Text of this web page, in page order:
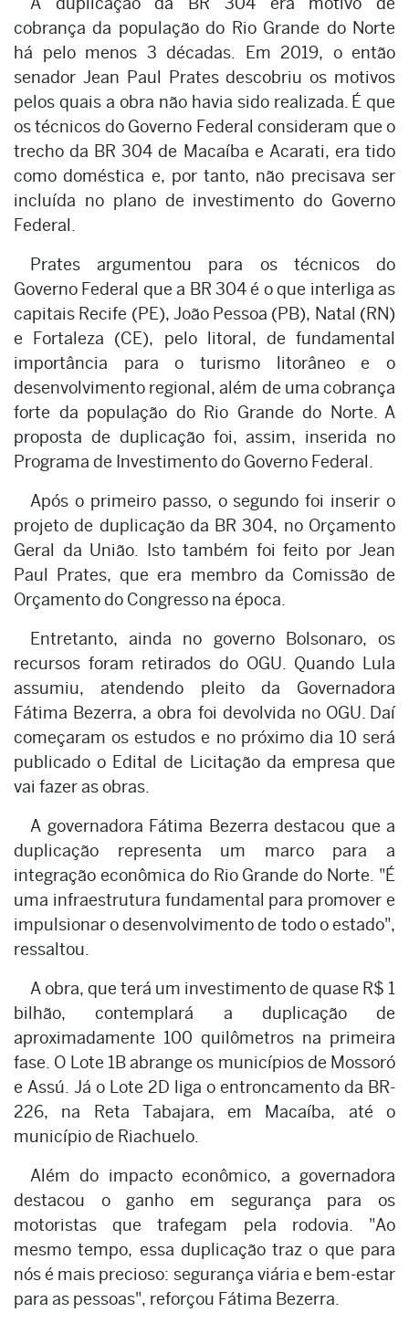
cobrança da população do Rio Grande do Norte
há pelo menos 3 décadas. Em 2019, o então
senador Jean Paul Prates descobriu os motivos
pelos quais a obra não havia sido realizada. É que
os técnicos do Governo Federal consideram que o
trecho da BR 304 de Macaíba e Acarati, era tido
como doméstica e, por tanto, não precisava ser
incluída no plano de investimento do Governo
Federal.
Prates argumentou para os técnicos do
Governo Federal que a BR 304 é o que interliga as
capitais Recife (PE), João Pessoa (PB), Natal (RN)
e Fortaleza (CE), pelo litoral, de fundamental
importância para o turismo litorâneo e o
desenvolvimento regional, além de uma cobrança
forte da população do Rio Grande do Norte. A
proposta de duplicação foi, assim, inserida no
Programa de Investimento do Governo Federal.
Após o primeiro passo, o segundo foi inserir o
projeto de duplicação da BR 304, no Orçamento
Geral da União. Isto também foi feito por Jean
Paul Prates, que era membro da Comissão de
Orçamento do Congresso na época.
Entretanto, ainda no governo Bolsonaro, os
recursos foram retirados do OGU. Quando Lula
assumiu, atendendo pleito da Governadora
Fátima Bezerra, a obra foi devolvida no OGU. Daí
começaram os estudos e no próximo dia 10 será
publicado o Edital de Licitação da empresa que
vai fazer as obras.
A governadora Fátima Bezerra destacou que a
duplicação representa um marco para a
integração econômica do Rio Grande do Norte. "É
uma infraestrutura fundamental para promover e
impulsionar o desenvolvimento de todo o estado",
ressaltou.
A obra, que terá um investimento de quase R$ 1
bilhão, contemplará a duplicação de
aproximadamente 100 quilômetros na primeira
fase. O Lote 1B abrange os municípios de Mossoró
e Assú. Já o Lote 2D liga o entroncamento da BR-
226, na Reta Tabajara, em Macaíba, até o
município de Riachuelo.
Além do impacto econômico, a governadora
destacou o ganho em segurança para os
motoristas que trafegam pela rodovia. "Ao
mesmo tempo, essa duplicação traz o que para
nós é mais precioso: segurança viária e bem-estar
para as pessoas", reforçou Fátima Bezerra.